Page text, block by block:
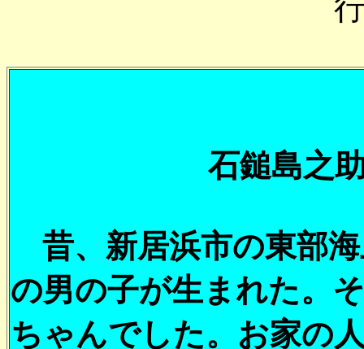
石鎚島之
昔、新居浜市の東部
の男の子が生まれた。
ちゃんでした。お家の